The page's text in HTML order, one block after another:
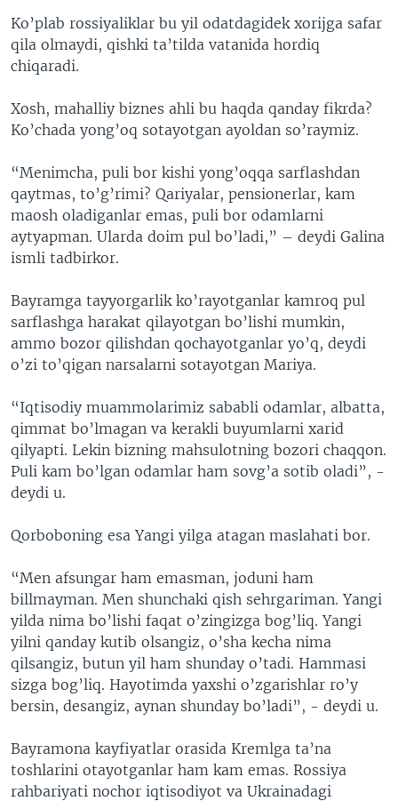
Ko’plab rossiyaliklar bu yil odatdagidek xorijga safar
qila olmaydi, qishki ta’tilda vatanida hordiq
chiqaradi.
Xosh, mahalliy biznes ahli bu haqda qanday fikrda?
Ko’chada yong’oq sotayotgan ayoldan so’raymiz.
“Menimcha, puli bor kishi yong’oqqa sarflashdan
qaytmas, to’g’rimi? Qariyalar, pensionerlar, kam
maosh oladiganlar emas, puli bor odamlarni
aytyapman. Ularda doim pul bo’ladi,” – deydi Galina
ismli tadbirkor.
Bayramga tayyorgarlik ko’rayotganlar kamroq pul
sarflashga harakat qilayotgan bo’lishi mumkin,
ammo bozor qilishdan qochayotganlar yo’q, deydi
o’zi to’qigan narsalarni sotayotgan Mariya.
“Iqtisodiy muammolarimiz sababli odamlar, albatta,
qimmat bo’lmagan va kerakli buyumlarni xarid
qilyapti. Lekin bizning mahsulotning bozori chaqqon.
Puli kam bo’lgan odamlar ham sovg’a sotib oladi”, -
deydi u.
Qorboboning esa Yangi yilga atagan maslahati bor.
“Men afsungar ham emasman, joduni ham
billmayman. Men shunchaki qish sehrgariman. Yangi
yilda nima bo’lishi faqat o’zingizga bog’liq. Yangi
yilni qanday kutib olsangiz, o’sha kecha nima
qilsangiz, butun yil ham shunday o’tadi. Hammasi
sizga bog’liq. Hayotimda yaxshi o’zgarishlar ro’y
bersin, desangiz, aynan shunday bo’ladi”, - deydi u.
Bayramona kayfiyatlar orasida Kremlga ta’na
toshlarini otayotganlar ham kam emas. Rossiya
rahbariyati nochor iqtisodiyot va Ukrainadagi